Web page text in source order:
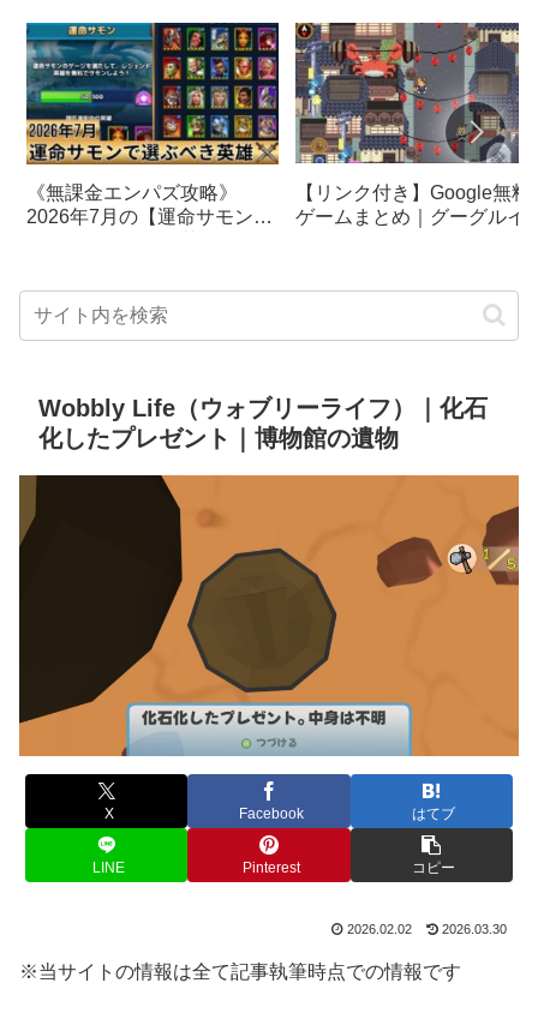
《無課金エンパズ攻略》
2026年7月の【運命サモン】
【リンク付き】Google無料
ゲームまとめ｜グーグルイ
クetc…
Wobbly Life（ウォブリーライフ）｜化石
化したプレゼント｜博物館の遺物
X Facebook はてブ
LINE Pinterest コピー
2026.02.02 2026.03.30
※当サイトの情報は全て記事執筆時点での情報です